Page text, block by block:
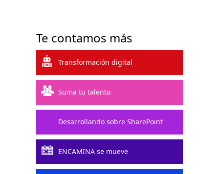
Te contamos más
Transformación digital
Suma tu talento
Desarrollando sobre SharePoint
ENCAMINA se mueve